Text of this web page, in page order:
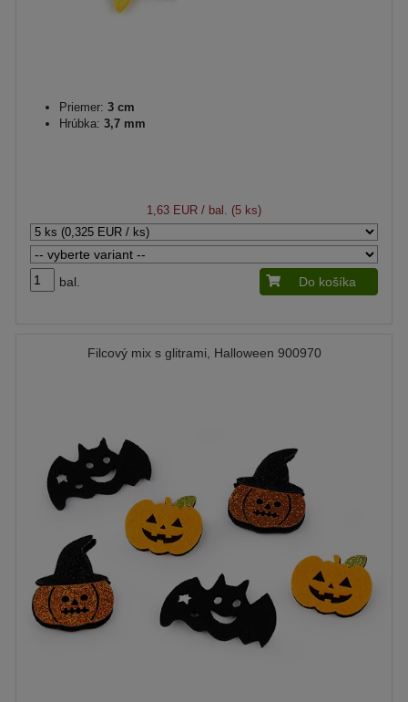
Priemer: 3 cm
Hrúbka: 3,7 mm
1,63 EUR / bal. (5 ks)
bal. Do košíka
Filcový mix s glitrami, Halloween 900970